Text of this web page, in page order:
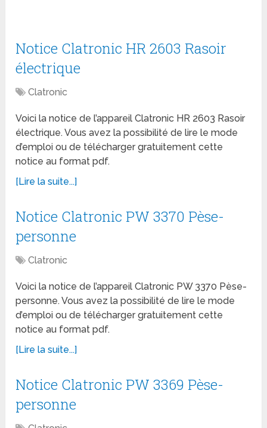
Notice Clatronic HR 2603 Rasoir
électrique
Clatronic
Voici la notice de l’appareil Clatronic HR 2603 Rasoir
électrique. Vous avez la possibilité de lire le mode
d’emploi ou de télécharger gratuitement cette
notice au format pdf.
[Lire la suite...]
Notice Clatronic PW 3370 Pèse-
personne
Clatronic
Voici la notice de l’appareil Clatronic PW 3370 Pèse-
personne. Vous avez la possibilité de lire le mode
d’emploi ou de télécharger gratuitement cette
notice au format pdf.
[Lire la suite...]
Notice Clatronic PW 3369 Pèse-
personne